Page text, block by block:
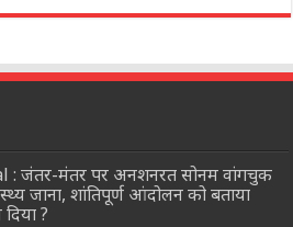
जंतर-मंतर पर अनशनरत सोनम वांगचुक
जाना, शांतिपूर्ण आंदोलन को बताया
?